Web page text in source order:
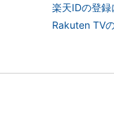
楽天IDの登
Rakuten TV